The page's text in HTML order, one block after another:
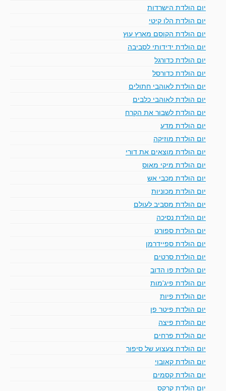
יום הולדת הישרדות
יום הולדת הלו קיטי
יום הולדת הקוסם מארץ עוץ
יום הולדת ידידותי לסביבה
יום הולדת כדורגל
יום הולדת כדורסל
יום הולדת לאוהבי חתולים
יום הולדת לאוהבי כלבים
יום הולדת לשבור את הקרח
יום הולדת מדע
יום הולדת מוזיקה
יום הולדת מוצאים את דורי
יום הולדת מיקי מאוס
יום הולדת מכבי אש
יום הולדת מכוניות
יום הולדת מסביב לעולם
יום הולדת נסיכה
יום הולדת ספורט
יום הולדת ספיידרמן
יום הולדת סרטים
יום הולדת פו הדוב
יום הולדת פיג'מות
יום הולדת פיות
יום הולדת פיטר פן
יום הולדת פיצה
יום הולדת פרחים
יום הולדת צעצוע של סיפור
יום הולדת קאובוי
יום הולדת קסמים
יום הולדת קרקס